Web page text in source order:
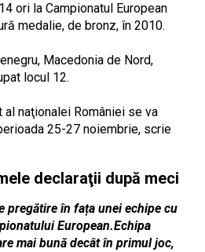
ori la Campionatul European
medalie, de bronz, în 2010.
Macedonia de Nord,
locul 12.
naţionalei României se va
25-27 noiembrie, scrie
declaraţii după meci
pregătire în fața unei echipe cu
European.Echipa
mai bună decât în primul joc,